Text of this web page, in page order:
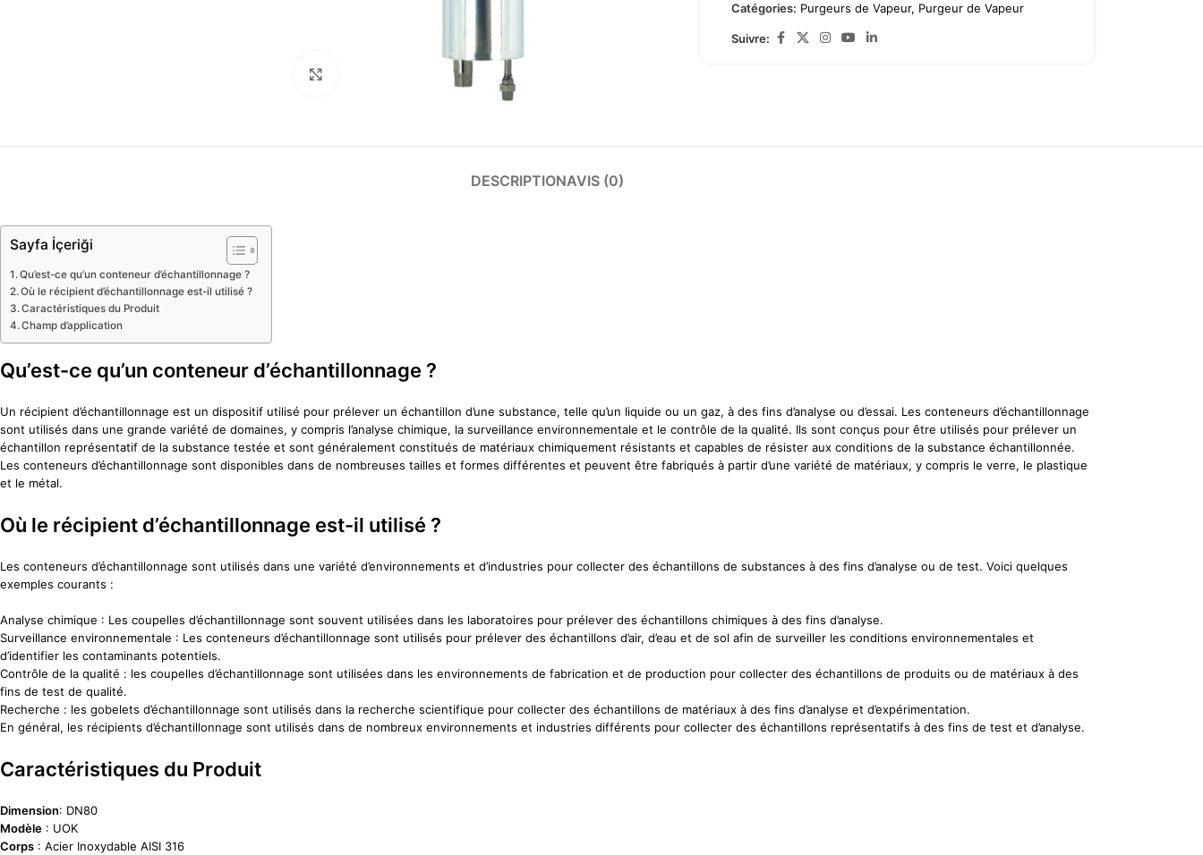
Catégories: Purgeurs de Vapeur, Purgeur de Vapeur
Suivre:
DESCRIPTIONAVIS (0)
Sayfa İçeriği
Qu’est-ce qu’un conteneur d’échantillonnage ?
Où le récipient d’échantillonnage est-il utilisé ?
Caractéristiques du Produit
Champ d’application
Qu’est-ce qu’un conteneur d’échantillonnage ?
Un récipient d’échantillonnage est un dispositif utilisé pour prélever un échantillon d’une substance, telle qu’un liquide ou un gaz, à des fins d’analyse ou d’essai. Les conteneurs d’échantillonnage
sont utilisés dans une grande variété de domaines, y compris l’analyse chimique, la surveillance environnementale et le contrôle de la qualité. Ils sont conçus pour être utilisés pour prélever un
échantillon représentatif de la substance testée et sont généralement constitués de matériaux chimiquement résistants et capables de résister aux conditions de la substance échantillonnée.
Les conteneurs d’échantillonnage sont disponibles dans de nombreuses tailles et formes différentes et peuvent être fabriqués à partir d’une variété de matériaux, y compris le verre, le plastique
et le métal.
Où le récipient d’échantillonnage est-il utilisé ?
Les conteneurs d’échantillonnage sont utilisés dans une variété d’environnements et d’industries pour collecter des échantillons de substances à des fins d’analyse ou de test. Voici quelques
exemples courants :
Analyse chimique : Les coupelles d’échantillonnage sont souvent utilisées dans les laboratoires pour prélever des échantillons chimiques à des fins d’analyse.
Surveillance environnementale : Les conteneurs d’échantillonnage sont utilisés pour prélever des échantillons d’air, d’eau et de sol afin de surveiller les conditions environnementales et
d’identifier les contaminants potentiels.
Contrôle de la qualité : les coupelles d’échantillonnage sont utilisées dans les environnements de fabrication et de production pour collecter des échantillons de produits ou de matériaux à des
fins de test de qualité.
Recherche : les gobelets d’échantillonnage sont utilisés dans la recherche scientifique pour collecter des échantillons de matériaux à des fins d’analyse et d’expérimentation.
En général, les récipients d’échantillonnage sont utilisés dans de nombreux environnements et industries différents pour collecter des échantillons représentatifs à des fins de test et d’analyse.
Caractéristiques du Produit
Dimension: DN80
Modèle : UOK
Corps : Acier Inoxydable AISI 316